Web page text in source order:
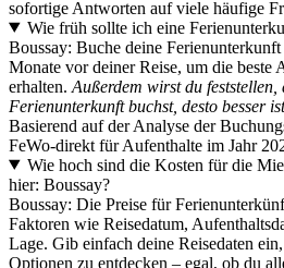
sofortige Antworten auf viele häufige
Wie früh sollte ich eine
Boussay: Buche deine
Monate vor deiner Reise, um die beste
erhalten. Außerdem wirst du
Ferienunterkunft buchst, desto besser
Basierend auf der Analyse der
FeWo-direkt für Aufenthalte im Jahr
Wie hoch sind die Kosten für die
hier: Boussay?
Boussay: Die Preise für
Faktoren wie Reisedatum,
Lage. Gib einfach deine Reisedaten
Optionen zu entdecken – egal, ob du